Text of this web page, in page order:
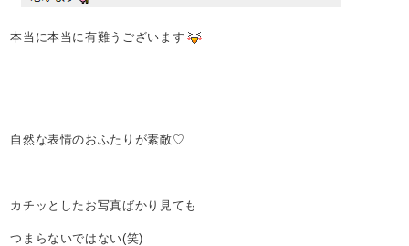
本当に本当に有難うございます
自然な表情のおふたりが素敵♡
カチッとしたお写真ばかり見ても
つまらないではない(笑)